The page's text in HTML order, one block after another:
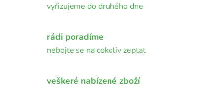
vyřizujeme do druhého dne
rádi poradíme
nebojte se na cokoliv zeptat
veškeré nabízené zboží